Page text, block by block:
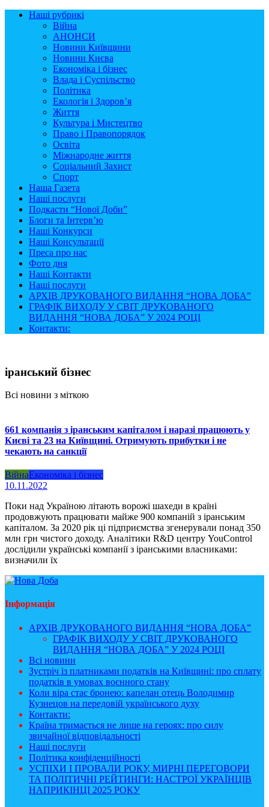
Наші рубрикі
Війна
АНОНСИ
Новини Київщини
Новини Києва
Економіка і бізнес
Влада і Суспільство
Політика
Екологія і Здоров’я
Життя
Культура і Мистецтво
Право і Правопорядок
Освіта
Міжнародне життя
Соціальний Захист
Спорт
Наша Газета
Наші послуги
Подкасти “Нової Доби”
Блоги та Інтерв’ю
Наші Конкурси
Наші Консультації
Преса про нас
Фото дня
Наші Контакти
Наші послуги
АРХІВ ДРУКОВАНОГО ВИДАННЯ “НОВА ДОБА”
ГРАФІК ВИХОДУ У СВІТ ДРУКОВАНОГО
ВИДАННЯ “НОВА ДОБА” У 2024 РОЦІ
Контакти:
іранський бізнес
Всі новини з міткою
661 компанія з іранським капіталом і наразі працюють у
Києві та 23 на Київщині. Отримують прибутки і не
чекають на санкції
ВійнаЕкономіка і бізнес
10.11.2022
Поки над Україною літають ворожі шахеди в країні
продовжують працювати майже 900 компаній з іранським
капіталом. За 2020 рік ці підприємства згенерували понад 350
млн грн чистого доходу. Аналітики R&D центру YouControl
дослідили українські компанії з іранськими власниками:
визначили їх
Інформація
АРХІВ ДРУКОВАНОГО ВИДАННЯ “НОВА ДОБА”
ГРАФІК ВИХОДУ У СВІТ ДРУКОВАНОГО
ВИДАННЯ “НОВА ДОБА” У 2024 РОЦІ
Всі новини
Зустріч із платниками податків на Київщині: про сплату
податків в умовах воєнного стану
Коли віра стає бронею: капелан отець Володимир
Кузнецов на передовій українського духу
Контакти:
Країна тримається не лише на героях: про силу
звичайної відповідальності
Наші послуги
Політика конфіденційності
УСПІХИ І ПРОВАЛИ РОКУ, МИРНІ ПЕРЕГОВОРИ
ТА ПОЛІТИЧНІ РЕЙТИНГИ: НАСТРОЇ УКРАЇНЦІВ
НАПРИКІНЦІ 2025 РОКУ